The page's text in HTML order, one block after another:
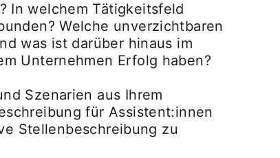
In welchem Tätigkeitsfeld
Welche unverzichtbaren
was ist darüber hinaus im
Unternehmen Erfolg haben?
Szenarien aus Ihrem
für Assistent:innen
Stellenbeschreibung zu